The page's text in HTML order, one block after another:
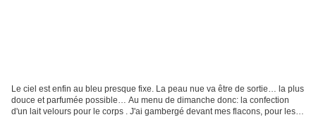
Le ciel est enfin au bleu presque fixe. La peau nue va être de sortie… la plus
douce et parfumée possible… Au menu de dimanche donc: la confection
d'un lait velours pour le corps . J'ai gambergé devant mes flacons, pour les